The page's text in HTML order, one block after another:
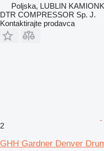
Poljska, LUBLIN
DTR COMPRESSOR Sp. J.
Kontaktirajte prodavca
2
GHH Gardner Denver